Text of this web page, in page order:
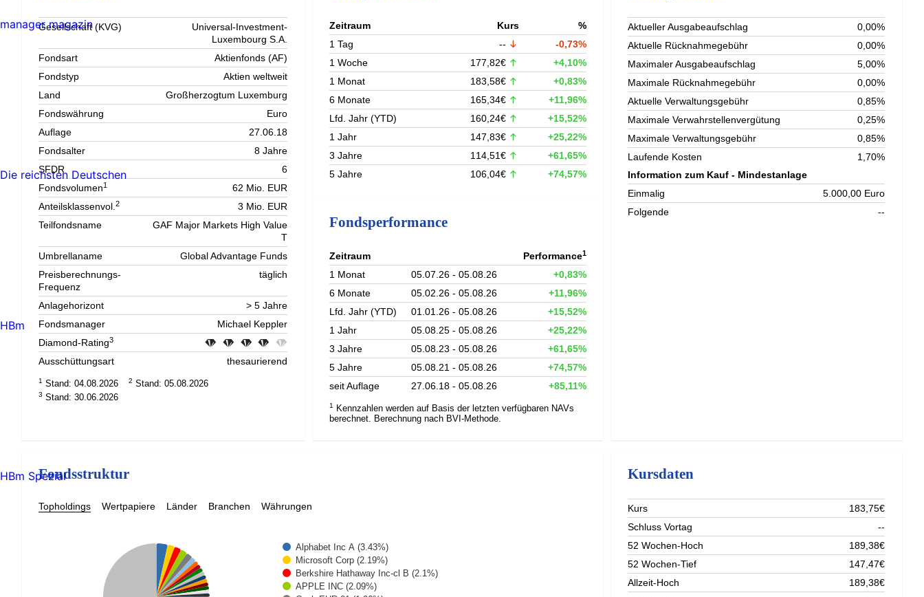
Gesellschaft (KVG)
Universal-Investment-
Luxembourg S.A.
Fondsart
Aktienfonds (AF)
Fondstyp
Aktien weltweit
Land
Großherzogtum Luxemburg
Fondswährung
Euro
Auflage
27.06.18
Fondsalter
8 Jahre
SFDR
6
Fondsvolumen1
62 Mio. EUR
Anteilsklassenvol.2
3 Mio. EUR
Teilfondsname
GAF Major Markets High Value
T
Umbrellaname
Global Advantage Funds
Preisberechnungs-
Frequenz
täglich
Anlagehorizont
> 5 Jahre
Fondsmanager
Michael Keppler
Diamond-Rating3
Ausschüttungsart thesaurierend
1 Stand: 04.08.2026 2 Stand: 05.08.2026
3 Stand: 30.06.2026
Zeitraum Kurs
%
1 Tag
--
-0,73%
1 Woche
177,82€
+4,10%
1 Monat
183,58€
+0,83%
6 Monate
165,34€
+11,96%
Lfd. Jahr (YTD)
160,24€
+15,52%
1 Jahr
147,83€
+25,22%
3 Jahre
114,51€
+61,65%
5 Jahre
106,04€ +74,57%
Fondsperformance
Zeitraum Performance1
1 Monat 05.07.26 - 05.08.26
+0,83%
6 Monate
05.02.26 - 05.08.26
+11,96%
Lfd. Jahr (YTD)
01.01.26 - 05.08.26
+15,52%
1 Jahr
05.08.25 - 05.08.26
+25,22%
3 Jahre
05.08.23 - 05.08.26
+61,65%
5 Jahre
05.08.21 - 05.08.26
+74,57%
seit Auflage
27.06.18 - 05.08.26 +85,11%
1
Kennzahlen werden auf Basis der letzten verfügbaren NAVs
berechnet. Berechnung nach BVI-Methode.
Aktueller Ausgabeaufschlag
0,00%
Aktuelle Rücknahmegebühr
0,00%
Maximaler Ausgabeaufschlag
5,00%
Maximale Rücknahmegebühr
0,00%
Aktuelle Verwaltungsgebühr
0,85%
Maximale Verwahrstellenvergütung
0,25%
Maximale Verwaltungsgebühr
0,85%
Laufende Kosten
1,70%
Information zum Kauf - Mindestanlage
Einmalig
5.000,00 Euro
Folgende
--
Fondsstruktur
Topholdings Wertpapiere Länder Branchen Währungen
Alphabet Inc A (3.43%)
Microsoft Corp (2.19%)
Berkshire Hathaway Inc-cl B (2.1%)
APPLE INC (2.09%)
Kursdaten
Kurs
183,75€
Schluss Vortag
--
52 Wochen-Hoch
189,38€
52 Wochen-Tief
147,47€
Allzeit-Hoch
189,38€
manager magazin
Die reichsten Deutschen
HBm
HBm Spezial